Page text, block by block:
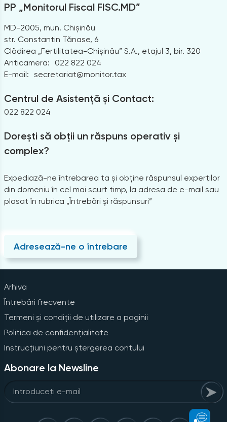
PP „Monitorul Fiscal FISC.MD”
MD-2005, mun. Chișinău
str. Constantin Tănase, 6
Clădirea „Fertilitatea-Chișinău” S.A., etajul 3, bir. 320
Anticamera:
022 822 024
E-mail: secretariat@monitor.tax
Centrul de Asistență și Contact:
022 822 024
Dorești să obții un răspuns operativ și
complex?
Expediază-ne întrebarea ta și obține răspunsul experților
din domeniu în cel mai scurt timp, la adresa de e-mail sau
plasat în rubrica „Întrebări și răspunsuri”
Adresează-ne o întrebare
Arhiva
Întrebări frecvente
Termeni și condiții de utilizare a paginii
Politica de confidențialitate
Instrucțiuni pentru ștergerea contului
Abonare la Newsline